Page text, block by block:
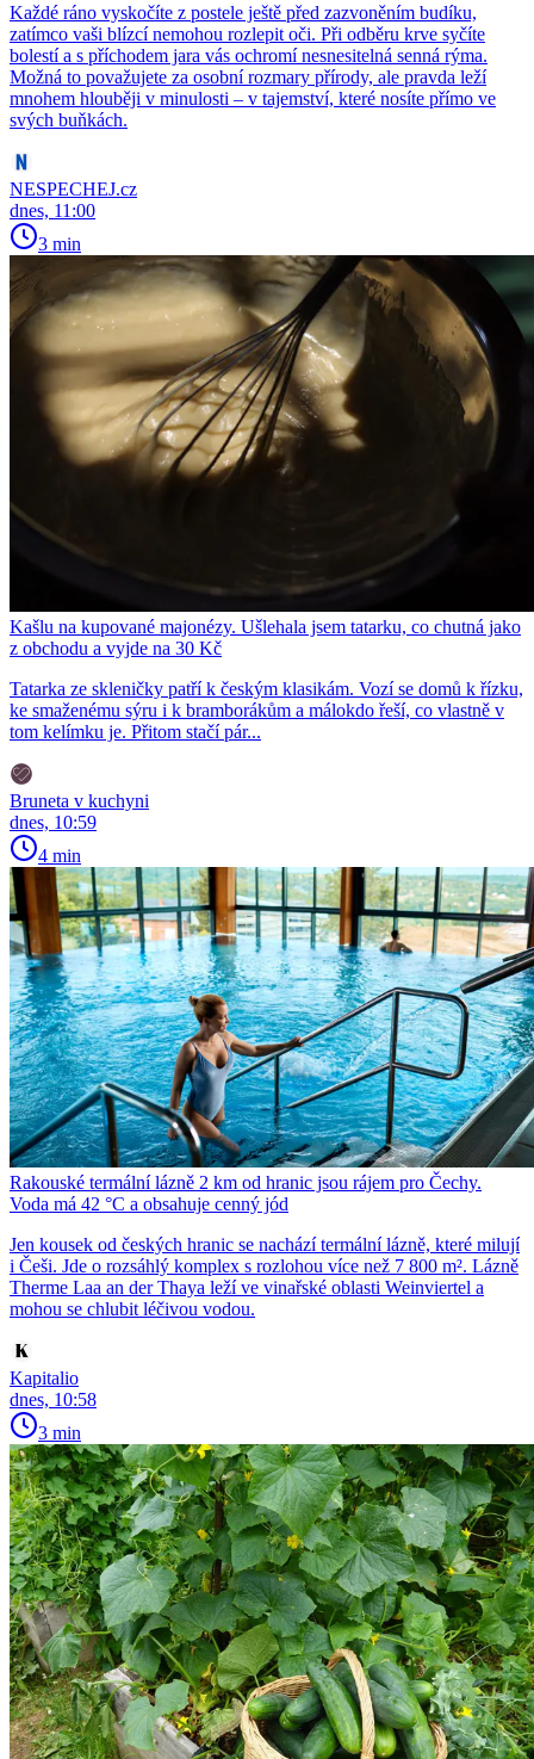
Každé ráno vyskočíte z postele ještě před zazvoněním budíku,
zatímco vaši blízcí nemohou rozlepit oči. Při odběru krve syčíte
bolestí a s příchodem jara vás ochromí nesnesitelná senná rýma.
Možná to považujete za osobní rozmary přírody, ale pravda leží
mnohem hlouběji v minulosti – v tajemství, které nosíte přímo ve
svých buňkách.
NESPECHEJ.cz
dnes, 11:00
3 min
Kašlu na kupované majonézy. Ušlehala jsem tatarku, co chutná jako
z obchodu a vyjde na 30 Kč
Tatarka ze skleničky patří k českým klasikám. Vozí se domů k řízku,
ke smaženému sýru i k bramborákům a málokdo řeší, co vlastně v
tom kelímku je. Přitom stačí pár...
Bruneta v kuchyni
dnes, 10:59
4 min
Rakouské termální lázně 2 km od hranic jsou rájem pro Čechy.
Voda má 42 °C a obsahuje cenný jód
Jen kousek od českých hranic se nachází termální lázně, které milují
i Češi. Jde o rozsáhlý komplex s rozlohou více než 7 800 m². Lázně
Therme Laa an der Thaya leží ve vinařské oblasti Weinviertel a
mohou se chlubit léčivou vodou.
Kapitalio
dnes, 10:58
3 min